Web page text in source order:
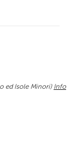
ed Isole Minori) Info